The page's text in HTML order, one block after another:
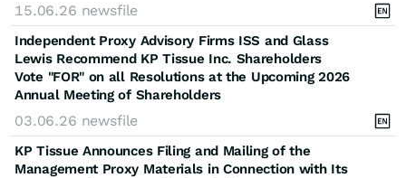
15.06.26 newsfile
Independent Proxy Advisory Firms ISS and Glass
Lewis Recommend KP Tissue Inc. Shareholders
Vote "FOR" on all Resolutions at the Upcoming 2026
Annual Meeting of Shareholders
03.06.26 newsfile
KP Tissue Announces Filing and Mailing of the
Management Proxy Materials in Connection with Its